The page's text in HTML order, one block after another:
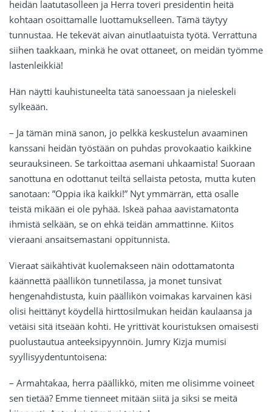
heidän laatutasolleen ja Herra toveri presidentin heitä
kohtaan osoittamalle luottamukselleen. Tämä täytyy
tunnustaa. He tekevät aivan ainutlaatuista työtä. Verrattuna
siihen taakkaan, minkä he ovat ottaneet, on meidän työmme
lastenleikkiä!
Hän näytti kauhistuneelta tätä sanoessaan ja nieleskeli
sylkeään.
– Ja tämän minä sanon, jo pelkkä keskustelun avaaminen
kanssani heidän työstään on puhdas provokaatio kaikkine
seurauksineen. Se tarkoittaa asemani uhkaamista! Suoraan
sanottuna en odottanut teiltä sellaista petosta, mutta kuten
sanotaan: ”Oppia ikä kaikki!” Nyt ymmärrän, että osalle
teistä mikään ei ole pyhää. Iskeä pahaa aavistamatonta
ihmistä selkään, se on ehkä teidän ammattinne. Kiitos
vieraani ansaitsemastani oppitunnista.
Vieraat säikähtivät kuolemakseen näin odottamatonta
käännettä päällikön tunnetilassa, ja monet tunsivat
hengenahdistusta, kuin päällikön voimakas karvainen käsi
olisi heittänyt köydellä hirttosilmukan heidän kaulaansa ja
vetäisi sitä itseään kohti. He yrittivät kouristuksen omaisesti
puolustautua anteeksipyynnöin. Jumry Kizja mumisi
syyllisyydentuntoisena:
– Armahtakaa, herra päällikkö, miten me olisimme voineet
sen tietää? Emme tienneet mitään siitä ja siksi se meitä